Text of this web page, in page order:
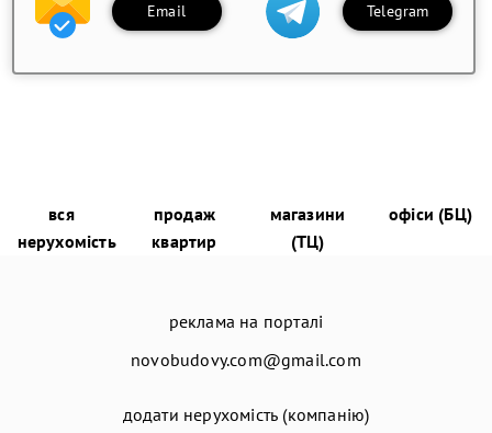
Email Telegram
вся
нерухомість
продаж
квартир
магазини
(ТЦ)
офіси (БЦ)
реклама на порталі
novobudovy.com@gmail.com
додати нерухомість (компанію)